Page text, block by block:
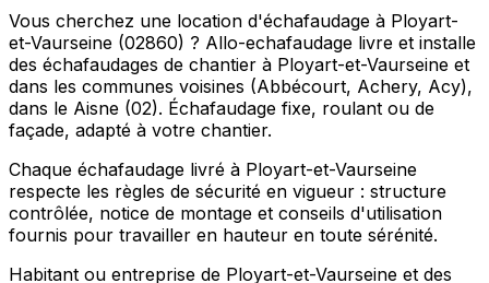
Vous cherchez une location d'échafaudage à Ployart-
et-Vaurseine (02860) ? Allo-echafaudage livre et installe
des échafaudages de chantier à Ployart-et-Vaurseine et
dans les communes voisines (Abbécourt, Achery, Acy),
dans le Aisne (02). Échafaudage fixe, roulant ou de
façade, adapté à votre chantier.
Chaque échafaudage livré à Ployart-et-Vaurseine
respecte les règles de sécurité en vigueur : structure
contrôlée, notice de montage et conseils d'utilisation
fournis pour travailler en hauteur en toute sérénité.
Habitant ou entreprise de Ployart-et-Vaurseine et des